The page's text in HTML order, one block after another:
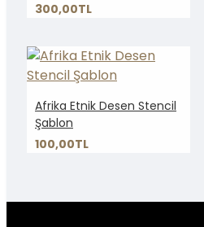
300,00TL
Afrika Etnik Desen Stencil
Şablon
100,00TL